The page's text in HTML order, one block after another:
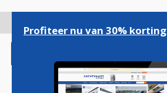
gaan
Profiteer nu van 30% korting